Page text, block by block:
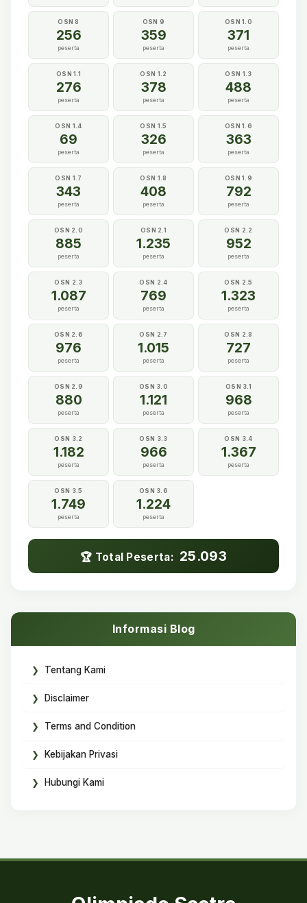
OSN 8
256
peserta
OSN 9
359
peserta
OSN 1.0
371
peserta
OSN 1.1
276
peserta
OSN 1.2
378
peserta
OSN 1.3
488
peserta
OSN 1.4
69
peserta
OSN 1.5
326
peserta
OSN 1.6
363
peserta
OSN 1.7
343
peserta
OSN 1.8
408
peserta
OSN 1.9
792
peserta
OSN 2.0
885
peserta
OSN 2.1
1.235
peserta
OSN 2.2
952
peserta
OSN 2.3
1.087
peserta
OSN 2.4
769
peserta
OSN 2.5
1.323
peserta
OSN 2.6
976
peserta
OSN 2.7
1.015
peserta
OSN 2.8
727
peserta
OSN 2.9
880
peserta
OSN 3.0
1.121
peserta
OSN 3.1
968
peserta
OSN 3.2
1.182
peserta
OSN 3.3
966
peserta
OSN 3.4
1.367
peserta
OSN 3.5
1.749
peserta
OSN 3.6
1.224
peserta
🏆 Total Peserta: 25.093
Informasi Blog
Tentang Kami
Disclaimer
Terms and Condition
Kebijakan Privasi
Hubungi Kami